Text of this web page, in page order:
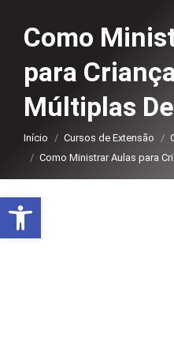
Como
para
Múltiplas
Você está aqui:
Início Cursos de Extensão
Como Ministrar Aulas para
Abrir a barra